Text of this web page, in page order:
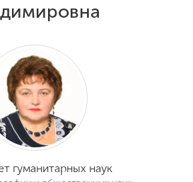
гуманитарных наук